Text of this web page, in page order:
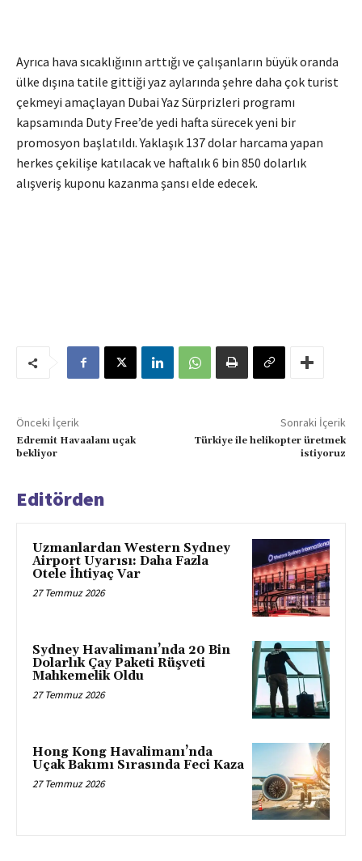
Ayrıca hava sıcaklığının arttığı ve çalışanların büyük oranda
ülke dışına tatile gittiği yaz aylarında şehre daha çok turist
çekmeyi amaçlayan Dubai Yaz Sürprizleri programı
kapsamında Duty Free’de yedi hafta sürecek yeni bir
promosyon başlatıldı. Yaklaşık 137 dolar harcama yapan
herkes çekilişe katılacak ve haftalık 6 bin 850 dolarlık
alışveriş kuponu kazanma şansı elde edecek.
Önceki İçerik
Edremit Havaalanı uçak
bekliyor
Sonraki İçerik
Türkiye ile helikopter üretmek
istiyoruz
Editörden
Uzmanlardan Western Sydney
Airport Uyarısı: Daha Fazla
Otele İhtiyaç Var
27 Temmuz 2026
Sydney Havalimanı’nda 20 Bin
Dolarlık Çay Paketi Rüşveti
Mahkemelik Oldu
27 Temmuz 2026
Hong Kong Havalimanı’nda
Uçak Bakımı Sırasında Feci Kaza
27 Temmuz 2026